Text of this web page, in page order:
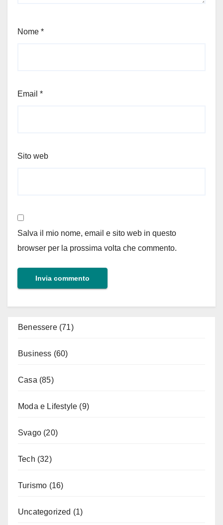
Nome *
Email *
Sito web
Salva il mio nome, email e sito web in questo
browser per la prossima volta che commento.
Benessere(71)
Business (60)
Casa (85)
Moda e Lifestyle (9)
Svago (20)
Tech (32)
Turismo (16)
Uncategorized (1)